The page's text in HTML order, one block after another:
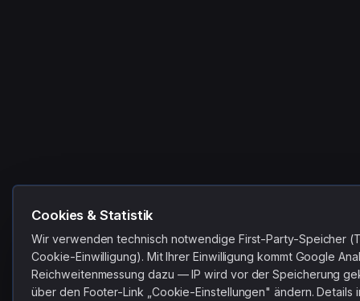
Cookies & Statistik
Wir verwenden technisch notwendige First-Party-Speicher
Cookie-Einwilligung). Mit Ihrer Einwilligung kommt Google
Reichweitenmessung dazu — IP wird vor der Speicherung
über den Footer-Link „Cookie-Einstellungen" ändern. Details